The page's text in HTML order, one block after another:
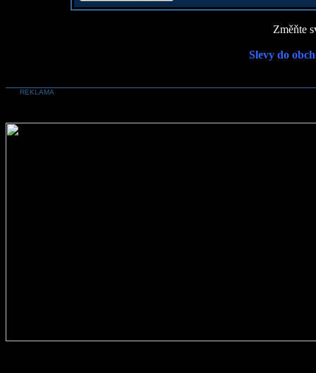
Změňte
Slevy do
REKLAMA